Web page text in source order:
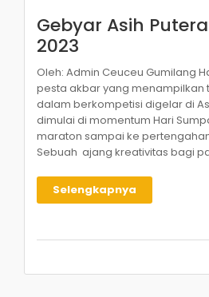
Gebyar Asih
2023
Oleh: Admin Ceuceu Gumilang
pesta akbar yang menampilkan
dalam berkompetisi digelar di
dimulai di momentum Hari
maraton sampai ke
Sebuah ajang kreativitas bagi
Selengkapnya